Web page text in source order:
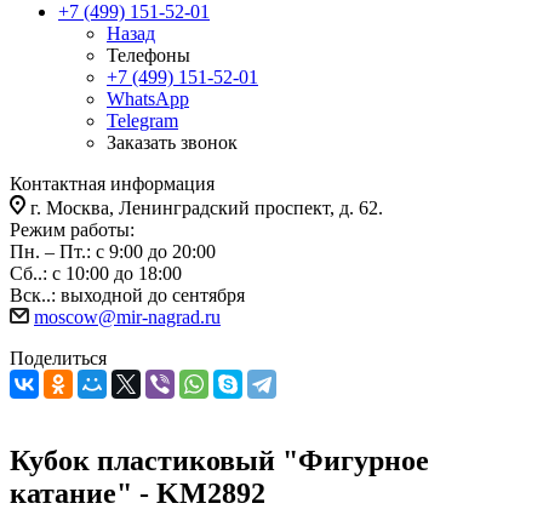
+7 (499) 151-52-01
Назад
Телефоны
+7 (499) 151-52-01
WhatsApp
Telegram
Заказать звонок
Контактная информация
г. Москва, Ленинградский проспект, д. 62.
Режим работы:
Пн. – Пт.: с 9:00 до 20:00
Сб..: с 10:00 до 18:00
Вск..: выходной до сентября
moscow@mir-nagrad.ru
Поделиться
Кубок пластиковый "Фигурное
катание" - KM2892